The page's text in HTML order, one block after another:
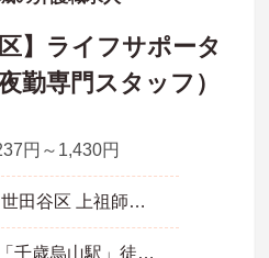
】ライフサポータ
勤専門スタッフ）
円～1,430円
東京都 世田谷区 上祖師谷6-29-19
京王線「千歳烏山駅」徒歩15分